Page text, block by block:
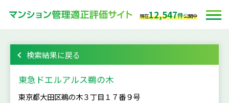
現在12,547件公開中
検索結果に戻る
東急ドエルアルス鵜の木
東京都大田区鵜の木３丁目１７番９号